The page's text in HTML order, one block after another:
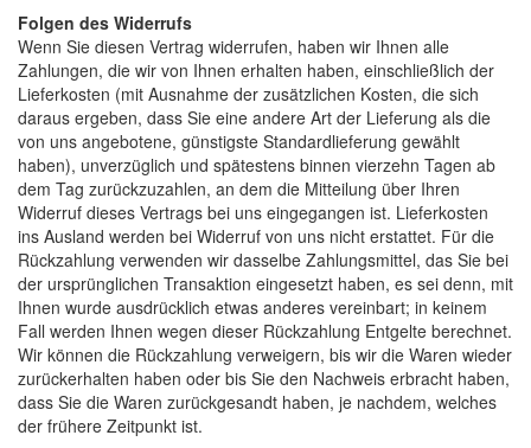
Folgen des Widerrufs
Wenn Sie diesen Vertrag widerrufen, haben wir Ihnen alle
Zahlungen, die wir von Ihnen erhalten haben, einschließlich der
Lieferkosten (mit Ausnahme der zusätzlichen Kosten, die sich
daraus ergeben, dass Sie eine andere Art der Lieferung als die
von uns angebotene, günstigste Standardlieferung gewählt
haben), unverzüglich und spätestens binnen vierzehn Tagen ab
dem Tag zurückzuzahlen, an dem die Mitteilung über Ihren
Widerruf dieses Vertrags bei uns eingegangen ist. Lieferkosten
ins Ausland werden bei Widerruf von uns nicht erstattet. Für die
Rückzahlung verwenden wir dasselbe Zahlungsmittel, das Sie bei
der ursprünglichen Transaktion eingesetzt haben, es sei denn, mit
Ihnen wurde ausdrücklich etwas anderes vereinbart; in keinem
Fall werden Ihnen wegen dieser Rückzahlung Entgelte berechnet.
Wir können die Rückzahlung verweigern, bis wir die Waren wieder
zurückerhalten haben oder bis Sie den Nachweis erbracht haben,
dass Sie die Waren zurückgesandt haben, je nachdem, welches
der frühere Zeitpunkt ist.